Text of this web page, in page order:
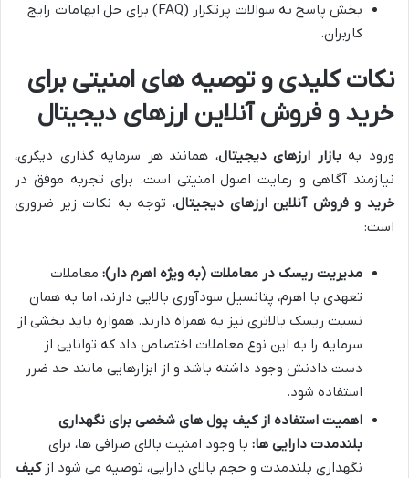
بخش پاسخ به سوالات پرتکرار (FAQ) برای حل ابهامات رایج
کاربران.
نکات کلیدی و توصیه های امنیتی برای
خرید و فروش آنلاین ارزهای دیجیتال
ورود بهبازار ارزهای دیجیتال، همانند هر سرمایه گذاری دیگری،
نیازمند آگاهی و رعایت اصول امنیتی است. برای تجربه موفق در
خرید و فروش آنلاین ارزهای دیجیتال، توجه به نکات زیر ضروری
است:
مدیریت ریسک در معاملات (به ویژه اهرم دار): معاملات
تعهدی با اهرم، پتانسیل سودآوری بالایی دارند، اما به همان
نسبت ریسک بالاتری نیز به همراه دارند. همواره باید بخشی از
سرمایه را به این نوع معاملات اختصاص داد که توانایی از
دست دادنش وجود داشته باشد و از ابزارهایی مانند حد ضرر
استفاده شود.
اهمیت استفاده از کیف پول های شخصی برای نگهداری
بلندمدت دارایی ها: با وجود امنیت بالای صرافی ها، برای
نگهداری بلندمدت و حجم بالای دارایی، توصیه می شود ازکیف